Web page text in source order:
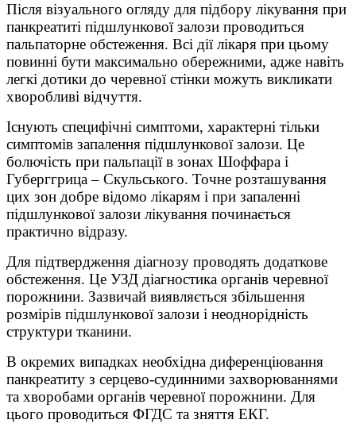
Після візуального огляду для підбору лікування при
панкреатиті підшлункової залози проводиться
пальпаторне обстеження. Всі дії лікаря при цьому
повинні бути максимально обережними, адже навіть
легкі дотики до черевної стінки можуть викликати
хворобливі відчуття.
Існують специфічні симптоми, характерні тільки
симптомів запалення підшлункової залози. Це
болючість при пальпації в зонах Шоффара і
Губерггрица – Скульського. Точне розташування
цих зон добре відомо лікарям і при запаленні
підшлункової залози лікування починається
практично відразу.
Для підтвердження діагнозу проводять додаткове
обстеження. Це УЗД діагностика органів черевної
порожнини. Зазвичай виявляється збільшення
розмірів підшлункової залози і неоднорідність
структури тканини.
В окремих випадках необхідна диференціювання
панкреатиту з серцево-судинними захворюваннями
та хворобами органів черевної порожнини. Для
цього проводиться ФГДС та зняття ЕКГ.